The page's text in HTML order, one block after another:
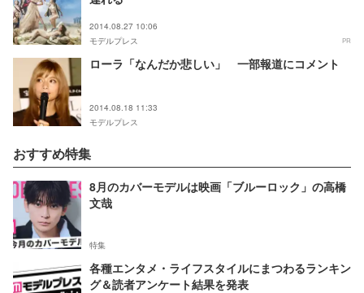
2014.08.27 10:06
モデルプレス
PR
ローラ「なんだか悲しい」 一部報道にコメント
2014.08.18 11:33
モデルプレス
おすすめ特集
8月のカバーモデルは映画「ブルーロック」の高橋
文哉
特集
各種エンタメ・ライフスタイルにまつわるランキン
グ＆読者アンケート結果を発表